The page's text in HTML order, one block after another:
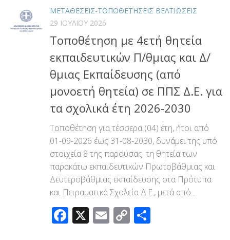
ΜΕΤΑΘΕΣΕΙΣ-ΤΟΠΟΘΕΤΗΣΕΙΣ ΒΕΛΤΙΩΣΕΙΣ
29 ΙΟΥΛΊΟΥ 2026
Τοποθέτηση με 4ετή θητεία
εκπαιδευτικών Π/θμιας και Δ/
θμιας Εκπαίδευσης (από
μονοετή θητεία) σε ΠΠΣ Δ.Ε. για
τα σχολικά έτη 2026-2030
Τοποθέτηση για τέσσερα (04) έτη, ήτοι από
01-09-2026 έως 31-08-2030, δυνάμει της υπό
στοιχεία 8 της παρούσας, τη θητεία των
παρακάτω εκπαιδευτικών Πρωτοβάθμιας και
Δευτεροβάθμιας εκπαίδευσης στα Πρότυπα
και Πειραματικά Σχολεία Δ.Ε., μετά από...
Facebook
X Email
Copy